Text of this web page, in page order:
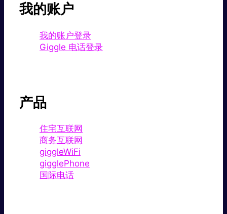
我的账户
我的账户登录
Giggle 电话登录
产品
住宅互联网
商务互联网
giggleWiFi
gigglePhone
国际电话